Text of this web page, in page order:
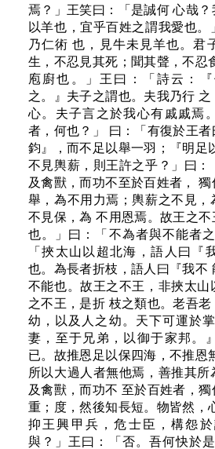
焉？」王笑曰：「是誠何 心哉
以羊也，宜乎百姓之謂我愛也
乃仁術 也，見牛未見羊也。君
生，不忍見其死；聞其聲，不忍
庖廚也。」王曰：「詩云：
之。』夫子之謂也。夫我乃行
心。夫子言之於我心有戚戚焉
者，何也？」 曰：「有復於王
鈞』，而不足以舉一羽；『明足
不見輿薪，則王許之乎？」曰：
及禽獸，而功不至於百姓者，
舉，為不用力焉；輿薪之不見，
不見保，為 不用恩焉。故王之
也。」曰：「不為者與不能者
「挾太山以超北海，語人曰『
也。為長者折枝，語人曰『我不
不能也。故王之不王，非挾太山
之不王，是折 枝之類也。老吾
幼，以及人之幼。天下可運於
妻，至于兄弟，以御于家邦。
已。故推恩足以保四海，不推恩
所以大過人者無他焉，善推其所
及禽獸，而功不 至於百姓者，
重；度，然後知長短。物皆然，
抑王興甲兵，危士臣，構怨
與？」王曰：「否。吾何快於